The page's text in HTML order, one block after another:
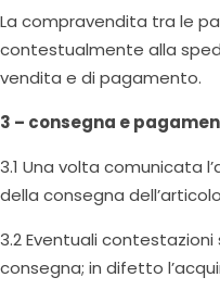
La compravendita tra le
contestualmente alla
vendita e di pagamento.
3 – consegna e
3.1 Una volta comunicata
della consegna
3.2 Eventuali
consegna; in difetto